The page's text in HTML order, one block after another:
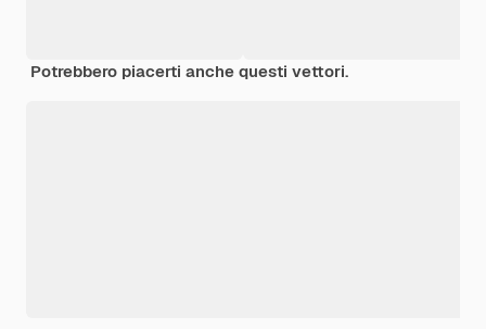
Potrebbero piacerti anche questi vettori.